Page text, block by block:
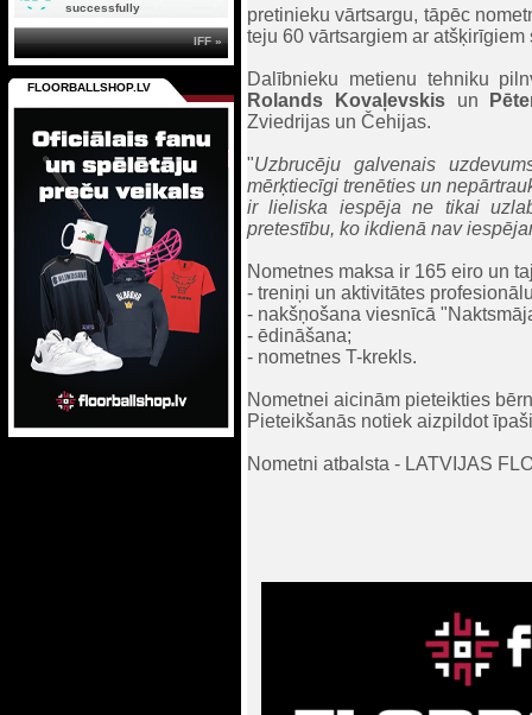
pretinieku vārtsargu, tāpēc
teju 60 vārtsargiem ar
Dalībnieku metienu tehniku
Rolands Kovaļevskisun
Zviedrijas un Čehijas.
"Uzbrucēju galvenais
mērķtiecīgi trenēties un
ir lieliska iespēja ne tikai
pretestību, ko ikdienā nav
Nometnes maksa ir 165 eiro un
- treniņi un aktivitātes
- nakšņošana viesnīcā
- ēdināšana;
- nometnes T-krekls.
Nometnei aicinām pieteikties
Pieteikšanās notiek aizpildot
Nometni atbalsta - LATVIJAS
successfully
IFF »
FLOORBALLSHOP.LV